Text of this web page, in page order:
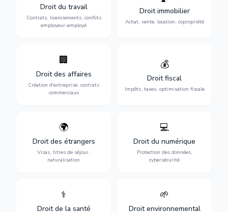
Droit du travail
Contrats, licenciements, conflits
employeur-employé
licenciements, harcèlement,
discrimination et conflits
avec l'employeur.
Droit immobilier
Achat, vente, location, copropriété
immobiliers : achat, vente,
location, construction et
gestion de copropriété.
🏢
Droit des affaires
Création d'entreprise, contrats
commerciaux
Accompagnement complet
création, contrats
commerciaux, concurrence
et litiges.
💰
Droit fiscal
Impôts, taxes, optimisation fiscale
Optimisation de votre
situation fiscale :
déclarations, contentieux,
contrôles fiscaux et
planification.
🌍
Droit des étrangers
Visas, titres de séjour,
naturalisation
Obtention de vos droits de
séjour : visas, cartes de
séjour, regroupement
familial et naturalisation.
💻
Droit du numérique
Protection des données,
cybersécurité
Protection de vos activités
numériques : RGPD,
cybersécurité, e-commerce
et propriété digitale.
⚕️
Droit de la santé
Défense de vos droits
médicales, responsabilité
🌱
Droit environnemental
Protection de
conformité